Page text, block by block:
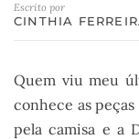
Escrito por
CINTHIA
Quem viu meu
conhece as
pela camisa e a